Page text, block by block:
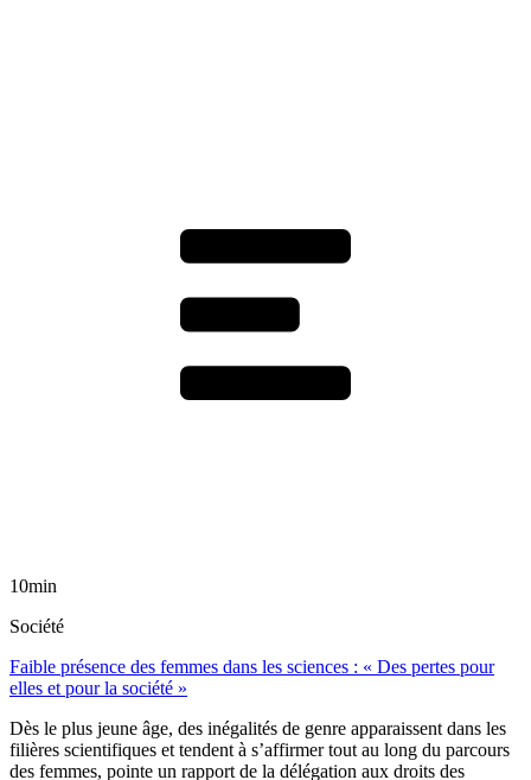
10min
Société
Faible présence des femmes dans les sciences : « Des pertes pour
elles et pour la société »
Dès le plus jeune âge, des inégalités de genre apparaissent dans les
filières scientifiques et tendent à s’affirmer tout au long du parcours
des femmes, pointe un rapport de la délégation aux droits des